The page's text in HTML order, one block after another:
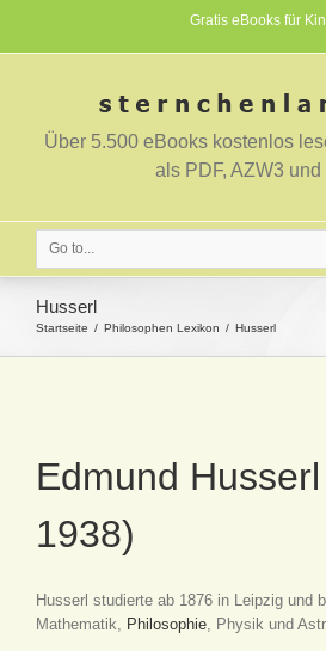
Gratis eBooks für
Über 5.500 eBooks kostenlos
als PDF, AZW3
Go to...
Husserl
Startseite Philosophen Lexikon Husserl
Edmund
1938)
Husserl studierte ab 1876 in Leipzig und
Mathematik,
Philosophie , Physik und